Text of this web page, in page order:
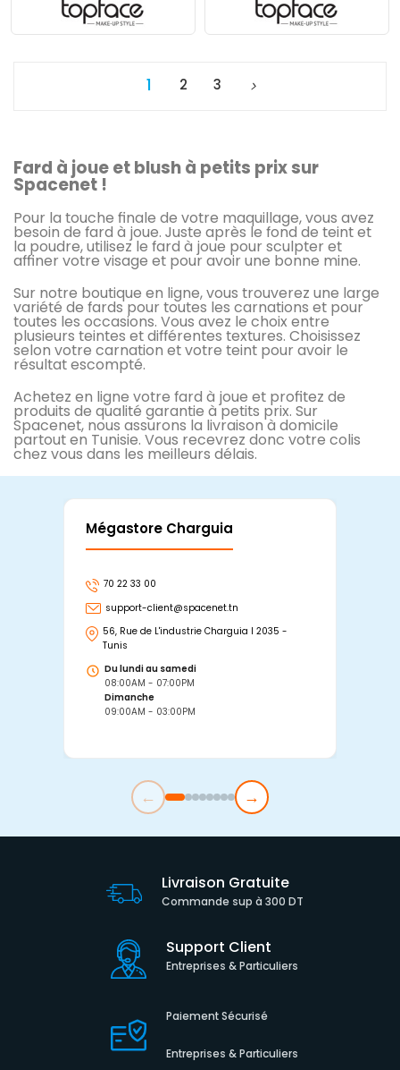
1 2 3
Fard à joue et blush à petits prix sur
Spacenet !
Pour la touche finale de votre maquillage, vous avez
besoin de fard à joue. Juste après le fond de teint et
la poudre, utilisez le fard à joue pour sculpter et
affiner votre visage et pour avoir une bonne mine.
Sur notre boutique en ligne, vous trouverez une large
variété de fards pour toutes les carnations et pour
toutes les occasions. Vous avez le choix entre
plusieurs teintes et différentes textures. Choisissez
selon votre carnation et votre teint pour avoir le
résultat escompté.
Achetez en ligne votre fard à joue et profitez de
produits de qualité garantie à petits prix. Sur
Spacenet, nous assurons la livraison à domicile
partout en Tunisie. Vous recevrez donc votre colis
chez vous dans les meilleurs délais.
Mégastore Charguia
70 22 33 00
support-client@spacenet.tn
56, Rue de L'industrie Charguia I 2035 -
Tunis
Du lundi au samedi
08:00AM - 07:00PM
Dimanche
09:00AM - 03:00PM
← →
Livraison Gratuite
Commande sup à 300 DT
Support Client
Entreprises & Particuliers
Paiement Sécurisé
Entreprises & Particuliers